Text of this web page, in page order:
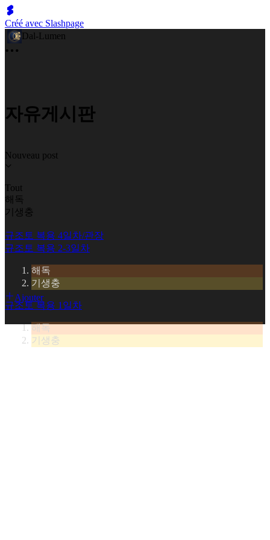
Créé avec Slashpage
Dal-Lumen
자유게시판
Nouveau post
Tout
해독
기생충
규조토 복용 4일차/관장
규조토 복용 2-3일차
해독
기생충
규조토 복용 1일차
해독
기생충
Ajouter